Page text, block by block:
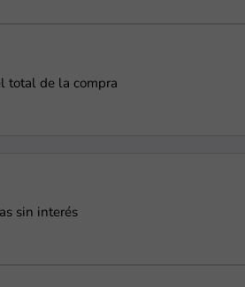
total de la compra
sin interés